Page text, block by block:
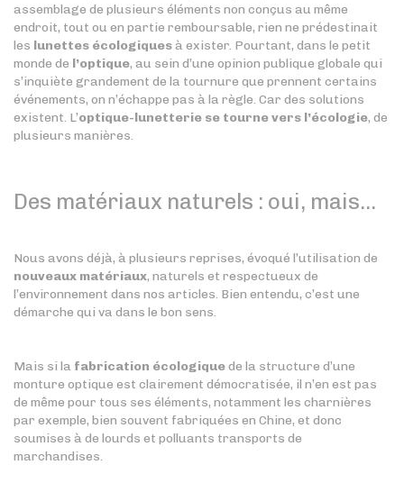
assemblage de plusieurs éléments non conçus au même
endroit, tout ou en partie remboursable, rien ne prédestinait
les lunettes écologiquesà exister. Pourtant, dans le petit
monde de l’optique, au sein d’une opinion publique globale qui
s’inquiète grandement de la tournure que prennent certains
événements, on n’échappe pas à la règle. Car des solutions
existent. L’optique-lunetterie se tourne vers l’écologie, de
plusieurs manières.
Des matériaux naturels : oui, mais…
Nous avons déjà, à plusieurs reprises, évoqué l’utilisation de
nouveaux matériaux, naturels et respectueux de
l’environnement dans nos articles. Bien entendu, c’est une
démarche qui va dans le bon sens.
Mais si la fabrication écologiquede la structure d’une
monture optique est clairement démocratisée, il n’en est pas
de même pour tous ses éléments, notamment les charnières
par exemple, bien souvent fabriquées en Chine, et donc
soumises à de lourds et polluants transports de
marchandises.